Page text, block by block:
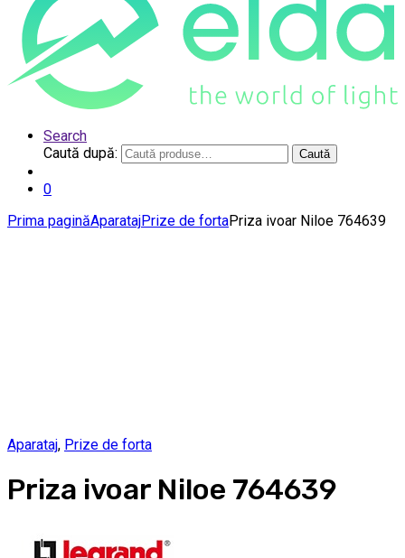
Search
Caută după:
Caută
0
Prima paginăAparatajPrize de fortaPriza ivoar Niloe 764639
Aparataj, Prize de forta
Priza ivoar Niloe 764639